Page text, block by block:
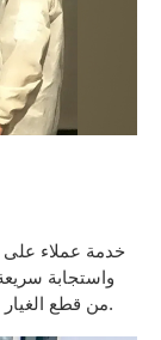
واستجابة
من قطع الغيار لتقليل وقت التوقف عن العمل وزيادة راحة البال.